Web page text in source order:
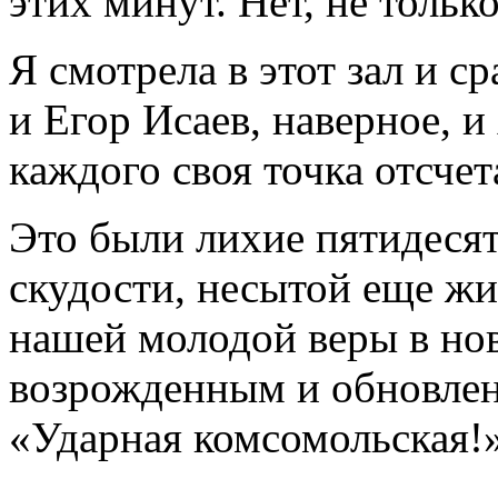
Я смотрела в этот зал и
и Егор Исаев, наверное,
каждого своя точка
Это были лихие
скудости, несытой еще
нашей молодой веры в
возрожденным и
«Ударная